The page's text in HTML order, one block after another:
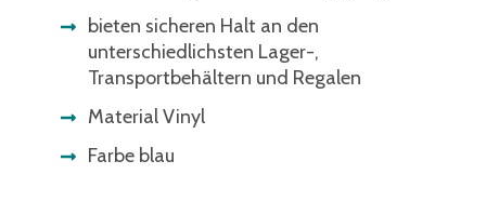
bieten sicheren Halt an den
unterschiedlichsten Lager-,
Transportbehältern und Regalen
Material Vinyl
Farbe blau